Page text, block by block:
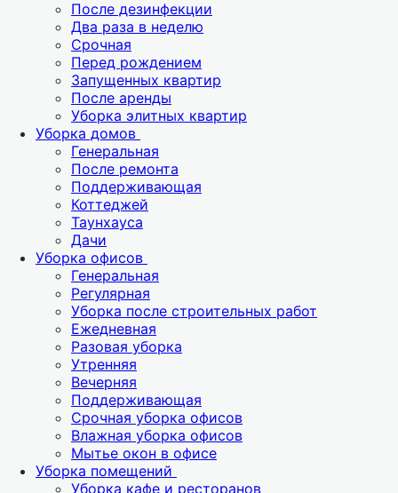
После дезинфекции
Два раза в неделю
Срочная
Перед рождением
Запущенных квартир
После аренды
Уборка элитных квартир
Уборка домов
Генеральная
После ремонта
Поддерживающая
Коттеджей
Таунхауса
Дачи
Уборка офисов
Генеральная
Регулярная
Уборка после строительных работ
Ежедневная
Разовая уборка
Утренняя
Вечерняя
Поддерживающая
Срочная уборка офисов
Влажная уборка офисов
Мытье окон в офисе
Уборка помещений
Уборка кафе и ресторанов